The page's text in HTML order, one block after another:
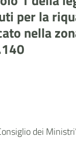
per la
nella
dei